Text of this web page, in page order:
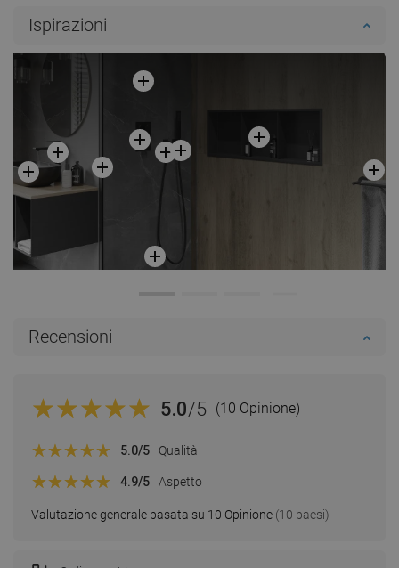
Ispirazioni
Recensioni
5.0/5 (10 Opinione)
Valutazione generale basata su 10 Opinione (10 paesi)
5.0/5 Qualità
4.9/5 Aspetto